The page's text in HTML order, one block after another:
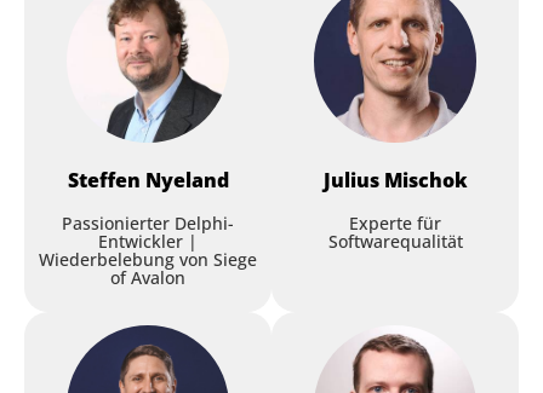
Andrea Magni,
Keynote
Verabschiedung
Bernd Ua,Probucon
Creating a Branded Kiosk
with FMX Styles
Ray Konopka,Raize Software
Session
Steffen Nyeland
Passionierter Delphi-
Entwickler |
Wiederbelebung von Siege
of Avalon
Julius Mischok
Experte für
Softwarequalität